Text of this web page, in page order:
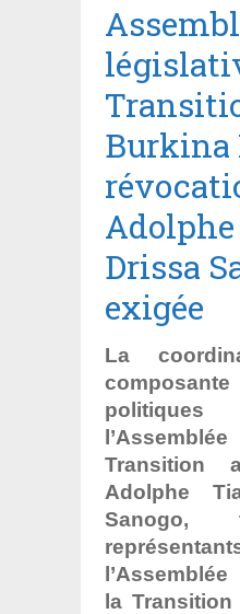
Burkina
Drissa
exigée
La
Transition
Adolphe
Sanogo,
la